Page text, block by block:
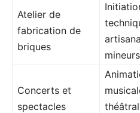
Atelier de
fabrication de
briques
Concerts et
spectacles